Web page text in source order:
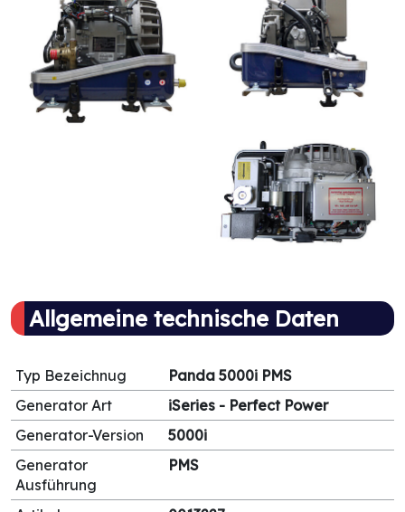
Allgemeine technische Daten
Typ Bezeichnug
Panda 5000i PMS
Generator Art
iSeries - Perfect Power
Generator-Version
5000i
Generator
Ausführung
PMS